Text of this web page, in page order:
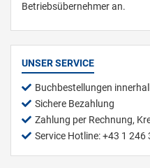
Betriebsübernehmer an.
UNSER SERVICE
Buchbestellungen
Sichere Bezahlung
Zahlung per Rechnung,
Service Hotline: +43 1 246